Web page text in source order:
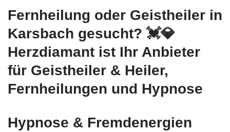
Fernheilung oder Geistheiler in
Karsbach gesucht? 💓️💎
Herzdiamant ist Ihr Anbieter
für Geistheiler & Heiler,
Fernheilungen und Hypnose
Hypnose & Fremdenergien